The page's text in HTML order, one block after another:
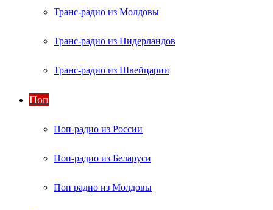
Транс-радио из Молдовы
Транс-радио из Нидерландов
Транс-радио из Швейцарии
Поп
Поп-радио из России
Поп-радио из Беларуси
Поп радио из Молдовы